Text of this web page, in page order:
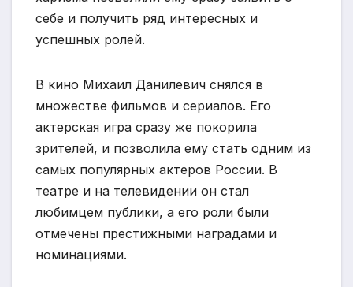
себе и получить ряд интересных и
успешных ролей.
В кино Михаил Данилевич снялся в
множестве фильмов и сериалов. Его
актерская игра сразу же покорила
зрителей, и позволила ему стать одним из
самых популярных актеров России. В
театре и на телевидении он стал
любимцем публики, а его роли были
отмечены престижными наградами и
номинациями.